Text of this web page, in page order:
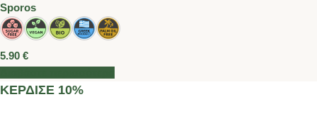
Sporos
5.90 €
ΚΕΡΔΙΣΕ 10%